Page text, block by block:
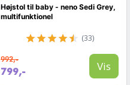
Højstol til baby - neno Sedi Grey,
multifunktionel
(33)
992,-
799,- Vis